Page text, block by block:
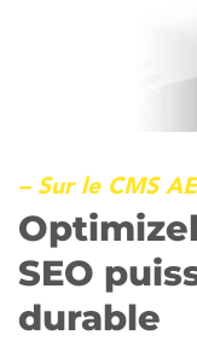
– Sur le CMS
SEO
durable